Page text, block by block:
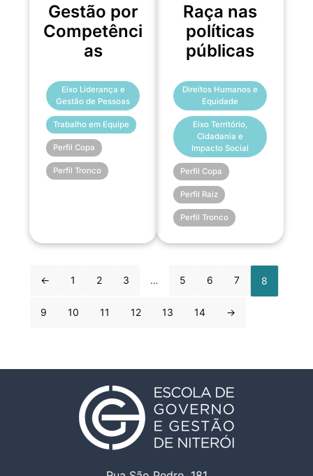
Gestão por
Competênci
as
Eixo Liderança e
Gestão de Pessoas
Trabalho em Equipe
Perfil Copa
Perfil Tronco
Raça nas
políticas
públicas
Direitos Humanos e
Equidade
Eixo Território,
Cidadania e
Impacto Social
Perfil Copa
Perfil Raiz
Perfil Tronco
← 1 2 3 … 5 6 7 8
9 10 11 12 13 14 →